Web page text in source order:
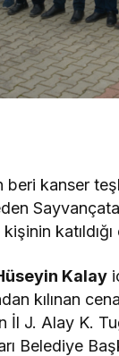
beri kanser
Kalay
kılınan
İl J. Alay K.
Belediye